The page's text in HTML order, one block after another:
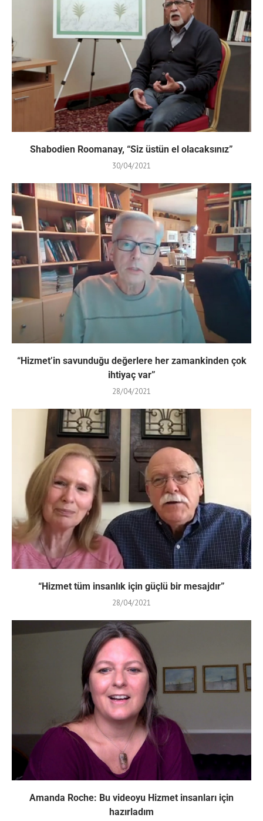
Shabodien Roomanay, “Siz üstün el olacaksınız”
30/04/2021
“Hizmet’in savunduğu değerlere her zamankinden çok
ihtiyaç var”
28/04/2021
“Hizmet tüm insanlık için güçlü bir mesajdır”
28/04/2021
Amanda Roche: Bu videoyu Hizmet insanları için
hazırladım